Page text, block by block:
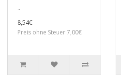
..
8,54€
Preis ohne Steuer 7,00€